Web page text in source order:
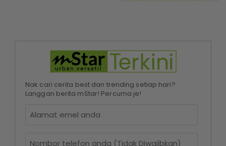
Nak cari cerita best dan trending setiap hari?
Langgan berita mStar! Percuma je!